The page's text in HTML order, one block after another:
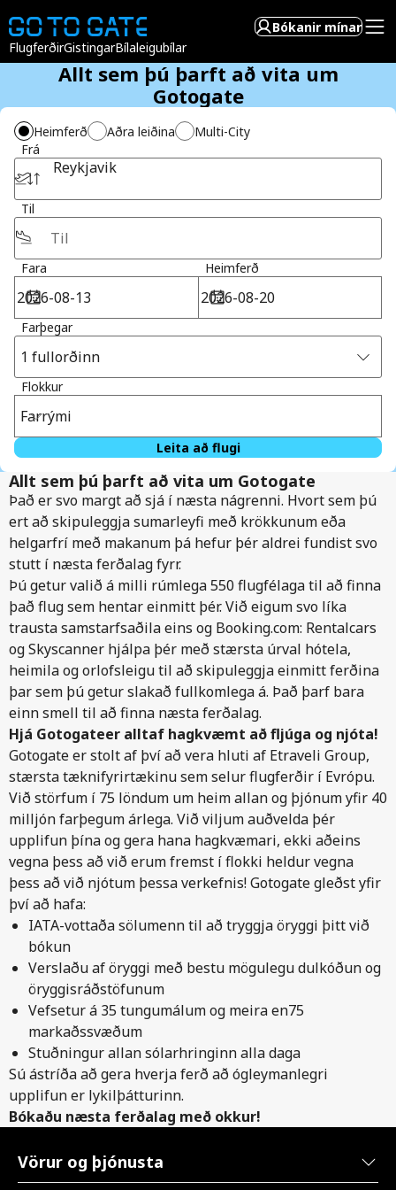
FlugferðirGistingarBílaleigubílar
Bókanir mínar
Allt sem þú þarft að vita um
Gotogate
Heimferð Aðra leiðina
Multi-City
Frá
Reykjavik
Til
Fara Heimferð
Farþegar
1 fullorðinn
Flokkur
Farrými
Leita að flugi
Allt sem þú þarft að vita um Gotogate
Það er svo margt að sjá í næsta nágrenni. Hvort sem þú
ert að skipuleggja sumarleyfi með krökkunum eða
helgarfrí með makanum þá hefur þér aldrei fundist svo
stutt í næsta ferðalag fyrr.
Þú getur valið á milli rúmlega 550 flugfélaga til að finna
það flug sem hentar einmitt þér. Við eigum svo líka
trausta samstarfsaðila eins og Booking.com: Rentalcars
og Skyscanner hjálpa þér með stærsta úrval hótela,
heimila og orlofsleigu til að skipuleggja einmitt ferðina
þar sem þú getur slakað fullkomlega á. Það þarf bara
einn smell til að finna næsta ferðalag.
Hjá Gotogateer alltaf hagkvæmt að fljúga og njóta!
Gotogate er stolt af því að vera hluti af Etraveli Group,
stærsta tæknifyrirtækinu sem selur flugferðir í Evrópu.
Við störfum í 75 löndum um heim allan og þjónum yfir 40
milljón farþegum árlega. Við viljum auðvelda þér
upplifun þína og gera hana hagkvæmari, ekki aðeins
vegna þess að við erum fremst í flokki heldur vegna
þess að við njótum þessa verkefnis! Gotogate gleðst yfir
því að hafa:
IATA-vottaða sölumenn til að tryggja öryggi þitt við
bókun
Verslaðu af öryggi með bestu mögulegu dulkóðun og
öryggisráðstöfunum
Vefsetur á 35 tungumálum og meira en75
markaðssvæðum
Stuðningur allan sólarhringinn alla daga
Sú ástríða að gera hverja ferð að ógleymanlegri
upplifun er lykilþátturinn.
Bókaðu næsta ferðalag með okkur!
Vörur og þjónusta